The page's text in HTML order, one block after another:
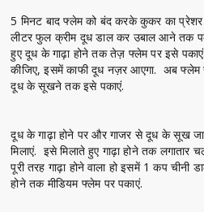
5 मिनट बाद फ्लेम को बंद करके कुकर का
लीटर फुल क्रीम दूध डाल कर उबाल आने तक
हुए दूध के गाढ़ा होने तक तेज़ फ्लेम पर इसे
कीजिए, इसमें काफी दूध नज़र आएगा. अब फ्लेम
दूध के सूखने तक इसे पकाएं.
दूध के गाढ़ा होने पर और गाजर से दूध के सूख
मिलाएं. इसे मिलाते हुए गाढ़ा होने तक
पूरी तरह गाढ़ा होने वाला हो इसमें 1 कप चीनी
होने तक मीडियम फ्लेम पर पकाएं.